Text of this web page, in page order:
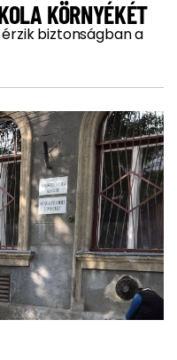
KÖRNYÉKÉT
biztonságban a